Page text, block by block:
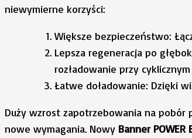
niewymierne korzyści:
Większe bezpieczeństwo:
Lepsza regeneracja po
rozładowanie przy
Łatwe doładowanie: Dzięki
Duży wzrost zapotrzebowania na pobór
nowe wymagania. Nowy Banner POWER